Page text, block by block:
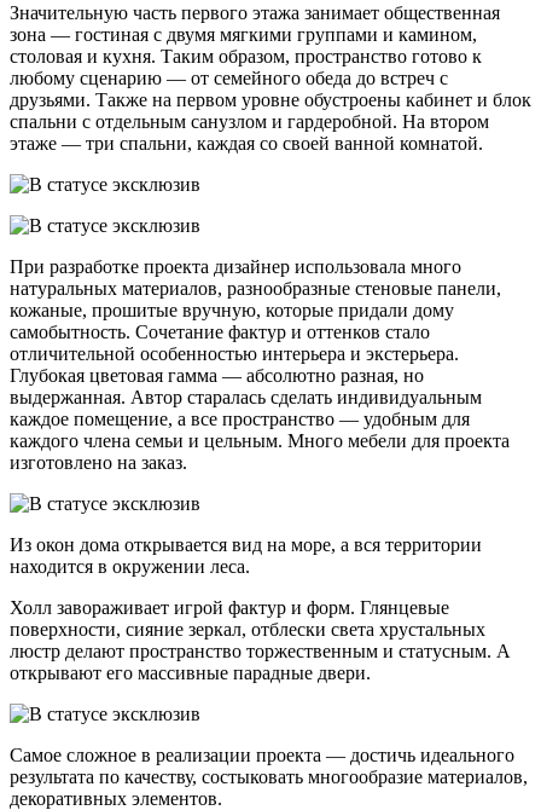
Значительную часть первого этажа занимает общественная
зона — гостиная с двумя мягкими группами и камином,
столовая и кухня. Таким образом, пространство готово к
любому сценарию — от семейного обеда до встреч с
друзьями. Также на первом уровне обустроены кабинет и блок
спальни с отдельным санузлом и гардеробной. На втором
этаже — три спальни, каждая со своей ванной комнатой.
При разработке проекта дизайнер использовала много
натуральных материалов, разнообразные стеновые панели,
кожаные, прошитые вручную, которые придали дому
самобытность. Сочетание фактур и оттенков стало
отличительной особенностью интерьера и экстерьера.
Глубокая цветовая гамма — абсолютно разная, но
выдержанная. Автор старалась сделать индивидуальным
каждое помещение, а все пространство — удобным для
каждого члена семьи и цельным. Много мебели для проекта
изготовлено на заказ.
Из окон дома открывается вид на море, а вся территории
находится в окружении леса.
Холл завораживает игрой фактур и форм. Глянцевые
поверхности, сияние зеркал, отблески света хрустальных
люстр делают пространство торжественным и статусным. А
открывают его массивные парадные двери.
Самое сложное в реализации проекта — достичь идеального
результата по качеству, состыковать многообразие материалов,
декоративных элементов.